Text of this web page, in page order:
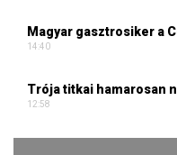
Magyar gasztrosiker a
14:40
Trója titkai hamarosan
12:58